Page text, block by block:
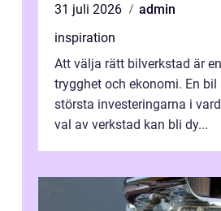
31 juli 2026
admin
inspiration
Att välja rätt bilverkstad är
trygghet och ekonomi. En
största investeringarna i
val av verkstad kan bli dy...